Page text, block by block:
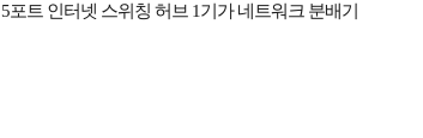
5포트 인터넷 스위칭 허브 1기가 네트워크 분배기